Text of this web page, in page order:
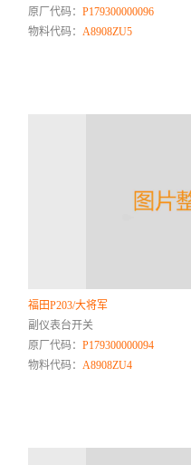
原厂代码：P179300000096
物料代码：A8908ZU5
福田P203/大将军
副仪表台开关
原厂代码：P179300000094
物料代码：A8908ZU4